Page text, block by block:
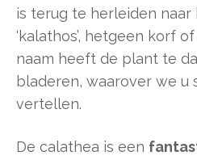
is terug te herleiden naar
‘kalathos’, hetgeen korf
naam heeft de plant te
bladeren, waarover we u
vertellen.
De calathea is een